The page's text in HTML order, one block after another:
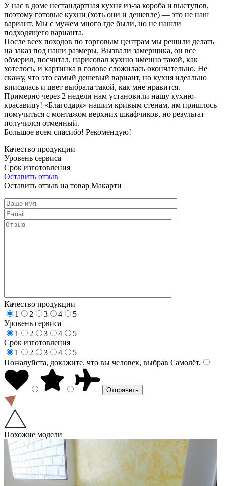
У нас в доме нестандартная кухня из-за короба и выступов,
поэтому готовые кухни (хоть они и дешевле) — это не наш
вариант. Мы с мужем много где были, но не нашли
подходящего варианта.
После всех походов по торговым центрам мы решили делать
на заказ под наши размеры. Вызвали замерщика, он все
обмерил, посчитал, нарисовал кухню именно такой, как
хотелось, и картинка в голове сложилась окончательно. Не
скажу, что это самый дешевый вариант, но кухня идеально
вписалась и цвет выбрала такой, как мне нравится.
Примерно через 2 недели нам установили нашу кухню-
красавицу! «Благодаря» нашим кривым стенам, им пришлось
помучиться с монтажом верхних шкафчиков, но результат
получился отменный.
Большое всем спасибо! Рекомендую!
Качество продукции
Уровень сервиса
Срок изготовления
Оставить отзыв
Оставить отзыв на товар Макарти
Качество продукции
1
2 3 4
5
Уровень сервиса
1
2 3 4
5
Срок изготовления
1
2 3 4
5
Пожалуйста, докажите, что вы человек, выбрав Самолёт.
Похожие модели